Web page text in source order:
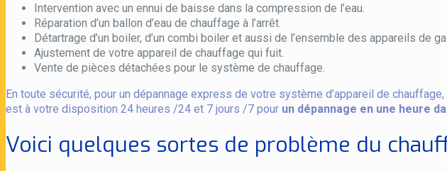
Intervention avec un ennui de baisse dans la compression de l’eau.
Réparation d’un ballon d’eau de chauffage à l’arrêt.
Détartrage d’un boiler, d’un combi boiler et aussi de l’ensemble des appareils de
Ajustement de votre appareil de chauffage qui fuit.
Vente de pièces détachées pour le système de chauffage.
En toute sécurité, pour un dépannage express de votre système d’appareil de
est à votre disposition 24 heures /24 et 7 jours /7 pour un dépannage en une heure
Voici quelques sortes de problème du